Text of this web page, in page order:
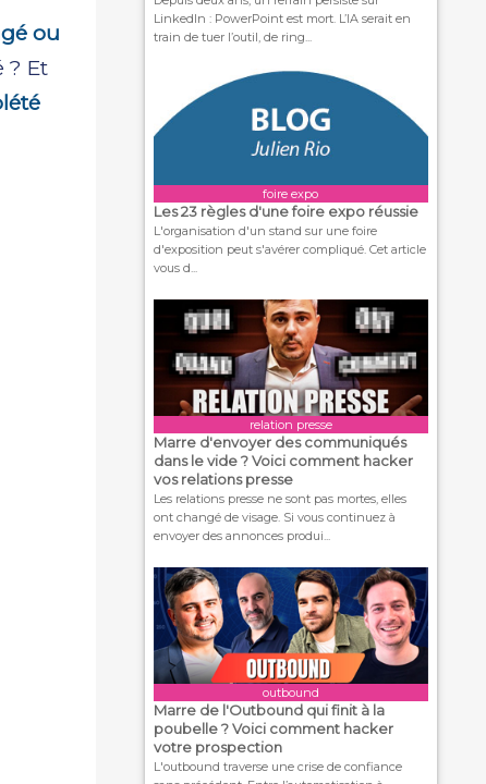
ou
? Et
LinkedIn : PowerPoint est mort. L’IA serait en
train de tuer l’outil, de ring...
foire expo
Les 23 règles d'une foire expo réussie
L'organisation d'un stand sur une foire
d'exposition peut s'avérer compliqué. Cet article
vous d...
relation presse
Marre d'envoyer des communiqués
dans le vide ? Voici comment hacker
vos relations presse
Les relations presse ne sont pas mortes, elles
ont changé de visage. Si vous continuez à
envoyer des annonces produi...
outbound
Marre de l'Outbound qui finit à la
poubelle ? Voici comment hacker
votre prospection
L'outbound traverse une crise de confiance